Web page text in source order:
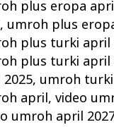
plus eropa
, umroh plus
plus turki april
plus turki april
, umroh
april,video
umroh april